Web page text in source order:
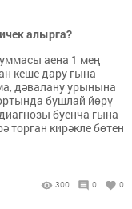
алырга?
аена 1 мең
кеше дару гына
дәвалану урынына
бушлай йөрү
буенча гына
торган кирәкле бөтен
300 0 0